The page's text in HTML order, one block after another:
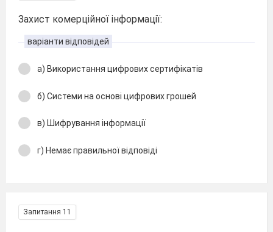
Захист комерційної інформації:
варіанти відповідей
а) Використання цифрових сертифікатів
б) Системи на основі цифрових грошей
в) Шифрування інформації
г) Немає правильної відповіді
Запитання 11